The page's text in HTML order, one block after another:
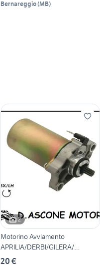
Bernareggio(MB)
2
Motorino Avviamento
APRILIA/DERBI/GILERA/
PIAGGIO
20 €